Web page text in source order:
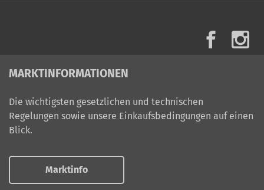
MARKTINFORMATIONEN
Die wichtigsten gesetzlichen und technischen
Regelungen sowie unsere Einkaufsbedingungen auf einen
Blick.
Marktinfo